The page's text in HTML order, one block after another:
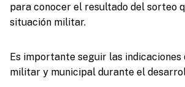
para conocer el resultado del sorteo
situación militar.
Es importante seguir las indicaciones
militar y municipal durante el